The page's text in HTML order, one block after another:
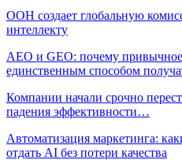
ООН создает глобальную
интеллекту
AEO и GEO: почему привычное
единственным способом
Компании начали срочно
падения эффективности…
Автоматизация маркетинга:
отдать AI без потери качества